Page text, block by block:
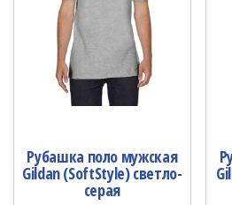
Рубашка поло мужская
Gildan (SoftStyle) светло-
серая